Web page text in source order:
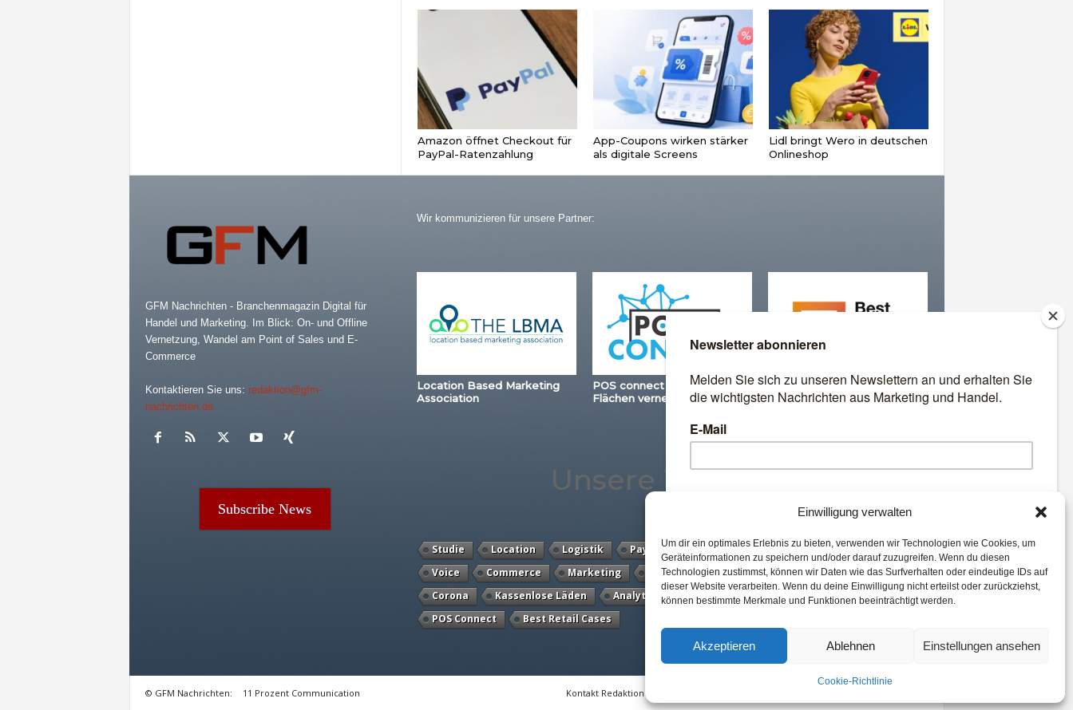
Einwilligung verwalten
Um dir ein optimales Erlebnis zu bieten, verwenden wir Technologien wie Cookies, um
Geräteinformationen zu speichern und/oder darauf zuzugreifen. Wenn du diesen
Technologien zustimmst, können wir Daten wie das Surfverhalten oder eindeutige IDs auf
dieser Website verarbeiten. Wenn du deine Einwilligung nicht erteilst oder zurückziehst,
können bestimmte Merkmale und Funktionen beeinträchtigt werden.
Akzeptieren Ablehnen Einstellungen ansehen
Cookie-Richtlinie
Amazon öffnet Checkout für
PayPal-Ratenzahlung
App-Coupons wirken stärker
als digitale Screens
Lidl bringt Wero in deutschen
Onlineshop
GFM Nachrichten - Branchenmagazin Digital für
Handel und Marketing. Im Blick: On- und Offline
Vernetzung, Wandel am Point of Sales und E-
Commerce
Kontaktieren Sie uns: redaktion@gfm-
nachrichten.de
Subscribe News
Wir kommunizieren für unsere Partner:
Location Based Marketing
Association
POS connect – Stationäre
Flächen vernetzen
Best Retail Cases: Die
besten Lösungen für Händler
Unsere Themen:
Studie Location Logistik Payment Digital Expertenwissen
Mobile
Voice
Commerce Marketing Loyalty Advertising
Augmented Reality
Corona
Kassenlose Läden Analytics Künstliche Intelligenz
eCommerce
POS Connect
Best Retail Cases
Kontakt Redaktion
© GFM Nachrichten: 11 Prozent Communication